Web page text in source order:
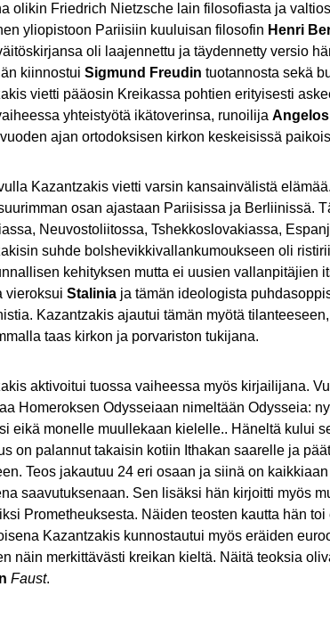
olikin Friedrich Nietzsche lain filosofiasta ja
yliopistoon Pariisiin kuuluisan filosofin Henri
oli laajennettu ja täydennetty versio
kiinnostui Sigmund Freudin tuotannosta sekä
vietti pääosin Kreikassa pohtien erityisesti
yhteistyötä ikätoverinsa, runoilija
ajan ortodoksisen kirkon keskeisissä
Kazantzakis vietti varsin kansainvälistä
osan ajastaan Pariisissa ja Berliinissä.
Neuvostoliitossa, Tshekkoslovakiassa,
suhde bolshevikkivallankumoukseen oli
kehityksen mutta ei uusien vallanpitäjien
vieroksui Stalinia ja tämän ideologista
Kazantzakis ajautui tämän myötä
taas kirkon ja porvariston tukijana.
aktivoitui tuossa vaiheessa myös kirjailijana.
Homeroksen Odysseiaan nimeltään Odysseia:
eikä monelle muullekaan kielelle.. Häneltä kului
on palannut takaisin kotiin Ithakan saarelle ja
Teos jakautuu 24 eri osaan ja siinä on
saavutuksenaan. Sen lisäksi hän kirjoitti myös
Prometheuksesta. Näiden teosten kautta hän
Kazantzakis kunnostautui myös eräiden
näin merkittävästi kreikan kieltä. Näitä teoksia
Faust.